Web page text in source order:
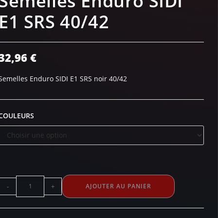
SRS 40/42
€
Enduro SIDI E1 SRS noir 40/42
- + AJOUTER AU PANIER